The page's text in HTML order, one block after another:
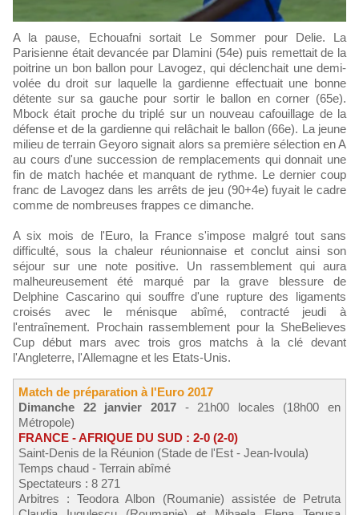
A la pause, Echouafni sortait Le Sommer pour Delie. La
Parisienne était devancée par Dlamini (54e) puis remettait de la
poitrine un bon ballon pour Lavogez, qui déclenchait une demi-
volée du droit sur laquelle la gardienne effectuait une bonne
détente sur sa gauche pour sortir le ballon en corner (65e).
Mbock était proche du triplé sur un nouveau cafouillage de la
défense et de la gardienne qui relâchait le ballon (66e). La jeune
milieu de terrain Geyoro signait alors sa première sélection en A
au cours d'une succession de remplacements qui donnait une
fin de match hachée et manquant de rythme. Le dernier coup
franc de Lavogez dans les arrêts de jeu (90+4e) fuyait le cadre
comme de nombreuses frappes ce dimanche.
A six mois de l'Euro, la France s'impose malgré tout sans
difficulté, sous la chaleur réunionnaise et conclut ainsi son
séjour sur une note positive. Un rassemblement qui aura
malheureusement été marqué par la grave blessure de
Delphine Cascarino qui souffre d'une rupture des ligaments
croisés avec le ménisque abîmé, contracté jeudi à
l'entraînement. Prochain rassemblement pour la SheBelieves
Cup début mars avec trois gros matchs à la clé devant
l'Angleterre, l'Allemagne et les Etats-Unis.
Match de préparation à l'Euro 2017
Dimanche 22 janvier 2017- 21h00 locales (18h00 en
Métropole)
FRANCE - AFRIQUE DU SUD : 2-0 (2-0)
Saint-Denis de la Réunion (Stade de l'Est - Jean-Ivoula)
Temps chaud - Terrain abîmé
Spectateurs : 8 271
Arbitres : Teodora Albon (Roumanie) assistée de Petruta